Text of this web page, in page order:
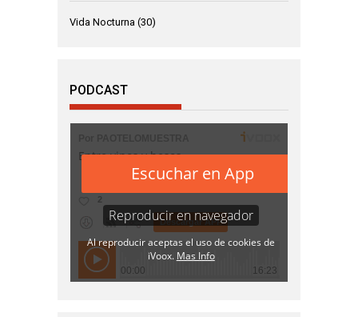
Vida Nocturna (30)
PODCAST